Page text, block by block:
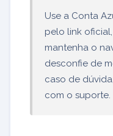
Use a Conta
pelo link
mantenha o
desconfie de
caso de
com o suporte.